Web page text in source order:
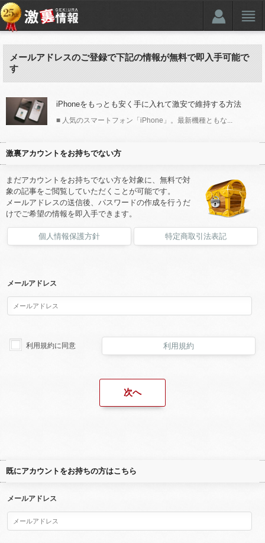
メールアドレスのご登録で下記の情報が無料で即入手可能で
す
iPhoneをもっとも安く手に入れて激安で維持する方法
■ 人気のスマートフォン「iPhone」。最新機種ともな...
激裏アカウントをお持ちでない方
まだアカウントをお持ちでない方を対象に、無料で対
象の記事をご閲覧していただくことが可能です。
メールアドレスの送信後、パスワードの作成を行うだ
けでご希望の情報を即入手できます。
個人情報保護方針 特定商取引法表記
メールアドレス
利用規約に同意 利用規約
既にアカウントをお持ちの方はこちら
メールアドレス